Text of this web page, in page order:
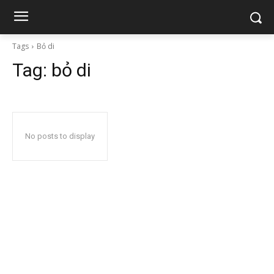
Tags Bỏ di
Tag: bỏ di
No posts to display